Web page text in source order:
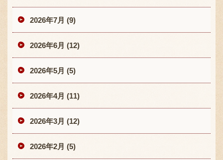
2026年7月 (9)
2026年6月 (12)
2026年5月 (5)
2026年4月 (11)
2026年3月 (12)
2026年2月 (5)